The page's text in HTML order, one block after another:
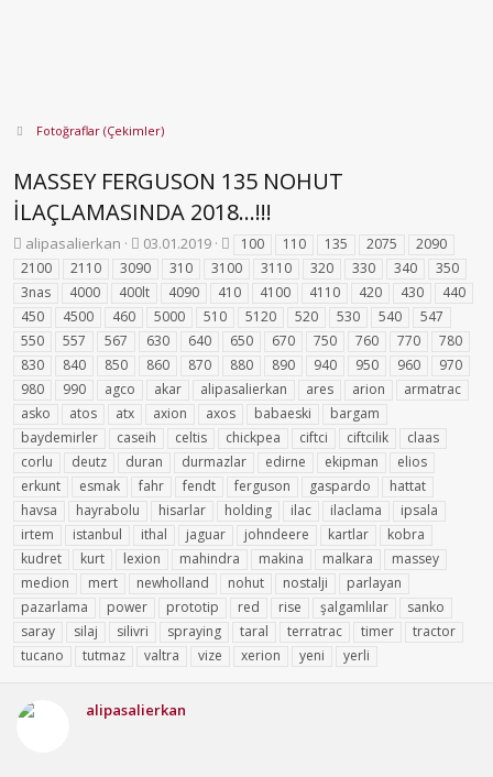
Fotoğraflar (Çekimler)
MASSEY FERGUSON 135 NOHUT
İLAÇLAMASINDA 2018...!!!
K
o
b
u
y
u
b
a
ş
l
a
t
n
alipasalierkan
B
a
ş
l
n
g
a
r
i
03.01.2019
t
k
t
l
r
100 110 135 2075
2090
2100
2110 3090 310 3100 3110 320 330 340
350
3nas
4000 400lt 4090 410 4100 4110 420 430
440
450
4500 460 5000 510 5120 520 530 540
547
550
557 567 630 640 650 670 750 760 770
780
830
840 850 860 870 880 890 940 950 960
970
980
990 agco akar alipasalierkan ares arion
armatrac
asko
atos atx axion axos babaeski
bargam
baydemirler
caseih celtis chickpea ciftci ciftcilik
claas
corlu
deutz duran durmazlar edirne ekipman
elios
erkunt
esmak fahr fendt ferguson gaspardo
hattat
havsa
hayrabolu hisarlar holding ilac ilaclama
ipsala
irtem
istanbul ithal jaguar johndeere kartlar
kobra
kudret
kurt lexion mahindra makina malkara
massey
medion
mert newholland nohut nostalji
parlayan
pazarlama
power prototip red rise şalgamlılar
sanko
saray
silaj silivri spraying taral terratrac timer
tractor
tucano
tutmaz valtra vize xerion yeni yerli
alipasalierkan